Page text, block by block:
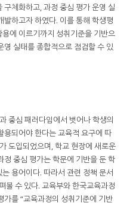
체화하고, 과정 중심 평가 운영 실
하고자 하였다. 이를 통해 학생평
에 이르기까지 성취기준을 기반으
실태를 종합적으로 점검할 수 있
중심 패러다임에서 벗어나 학생의
용되어야 한다는 교육적 요구에 따
도입되었으며, 학교 현장에 새로운
중심 평가는 학문에 기반을 둔 학
용어이다. 따라서 관련 정책 문서
볼 수 있다. 교육부와 한국교육과정
를 “교육과정의 성취기준에 기반